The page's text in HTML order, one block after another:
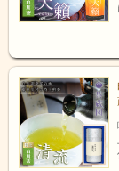
ん。